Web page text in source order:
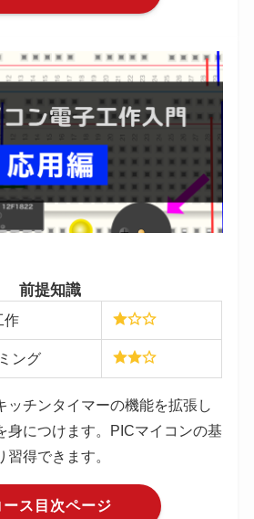
前提知識
作
ング
ッチンタイマーの機能を拡張し
身につけます。PICマイコンの基
得できます。
ース目次ページ